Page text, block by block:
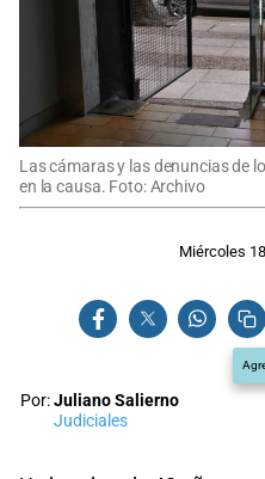
Las cámaras y las denuncias de
en la causa. Foto: Archivo
Miércoles
Por:Juliano Salierno
Judiciales